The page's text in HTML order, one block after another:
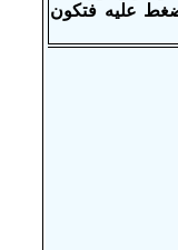
عليه فتكون